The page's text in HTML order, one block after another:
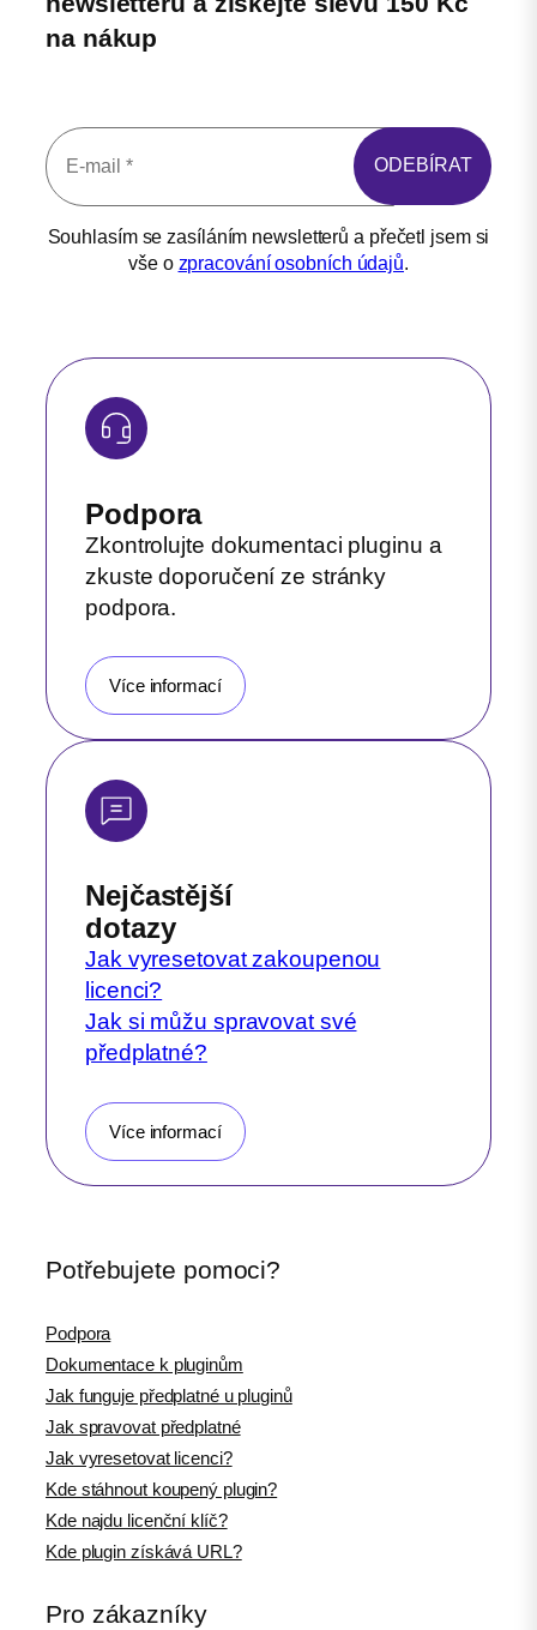
na nákup
Souhlasím se zasíláním newsletterů a přečetl jsem si
vše o zpracování osobních údajů.
Podpora
Zkontrolujte dokumentaci pluginu a
zkuste doporučení ze stránky
podpora.
Více informací
Nejčastější
dotazy
Jak vyresetovat zakoupenou
licenci?
Jak si můžu spravovat své
předplatné?
Více informací
Potřebujete pomoci?
Podpora
Dokumentace k pluginům
Jak funguje předplatné u pluginů
Jak spravovat předplatné
Jak vyresetovat licenci?
Kde stáhnout koupený plugin?
Kde najdu licenční klíč?
Kde plugin získává URL?
Pro zákazníky